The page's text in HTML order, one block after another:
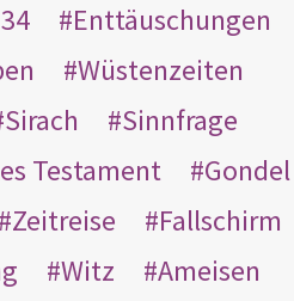
Enttäuschungen
Wüstenzeiten
Sirach
Sinnfrage
Testament
Gondel
Zeitreise
Fallschirm
Witz
Ameisen